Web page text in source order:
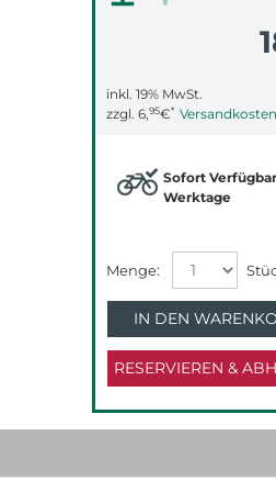
inkl. 19% MwSt.
zzgl. 6,95€*
RESERVIEREN &
Sofort Verfügbar
Werktage
IN DEN